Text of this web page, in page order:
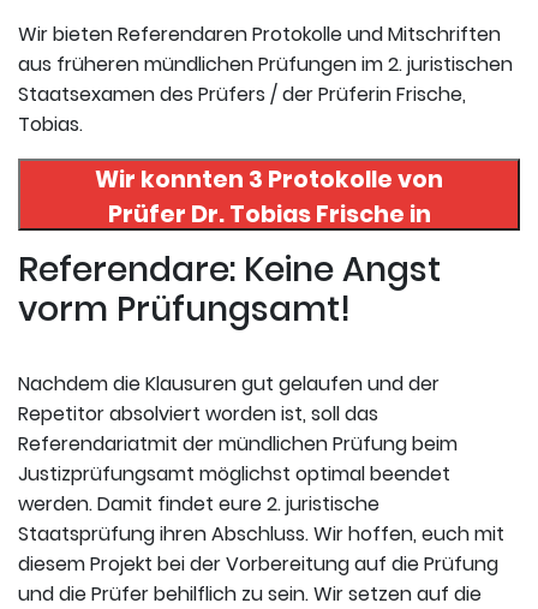
Wir bieten Referendaren Protokolle und Mitschriften
aus früheren mündlichen Prüfungen im 2. juristischen
Staatsexamen des Prüfers / der Prüferin Frische,
Tobias.
Wir konnten 3 Protokolle von
Prüfer Dr. Tobias Frische in
uneserer Datenbank finden. Hier
registrieren und die Protokolle
abrufen.
Referendare: Keine Angst
vorm Prüfungsamt!
Nachdem die Klausuren gut gelaufen und der
Repetitor absolviert worden ist, soll das
Referendariatmit der mündlichen Prüfung beim
Justizprüfungsamt möglichst optimal beendet
werden. Damit findet eure 2. juristische
Staatsprüfung ihren Abschluss. Wir hoffen, euch mit
diesem Projekt bei der Vorbereitung auf die Prüfung
und die Prüfer behilflich zu sein. Wir setzen auf die